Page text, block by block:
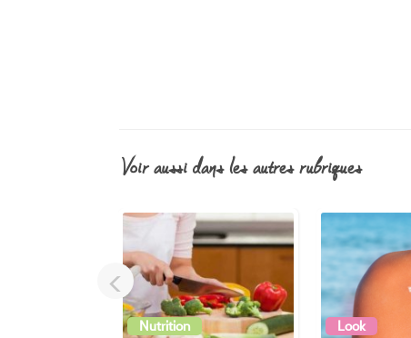
voir aussi dans les autres rubriques
Nutrition Look
<